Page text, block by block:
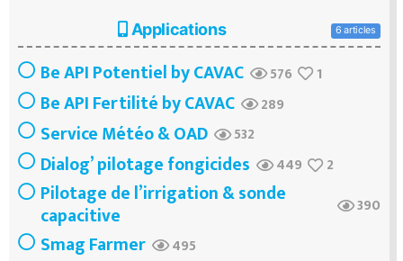
Applications 6 articles
Be API Potentiel by CAVAC 576 1
Be API Fertilité by CAVAC 289
Service Météo & OAD 532
Dialog’ pilotage fongicides 449 2
Pilotage de l’irrigation & sonde
capacitive 390
Smag Farmer 495